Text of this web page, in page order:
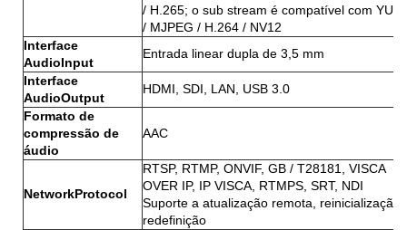
/ H.265; o sub stream é compatível com
/ MJPEG / H.264 / NV12
Interface
AudioInput
Entrada linear dupla de 3,5 mm
Interface
AudioOutput
HDMI, SDI, LAN, USB 3.0
Formato de
compressão de
áudio
AAC
NetworkProtocol
RTSP, RTMP, ONVIF, GB / T28181, VISCA
OVER IP, IP VISCA, RTMPS, SRT, NDI
Suporte a atualização remota, reinicialização
redefinição